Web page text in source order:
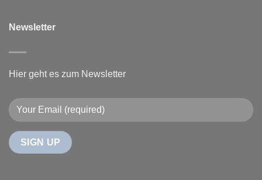
Newsletter
Hier geht es zum Newsletter